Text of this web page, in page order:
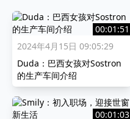
00:01:51
2024年4月15日 09:05:29
Duda：巴西女孩对Sostron
的生产车间介绍
00:01:03